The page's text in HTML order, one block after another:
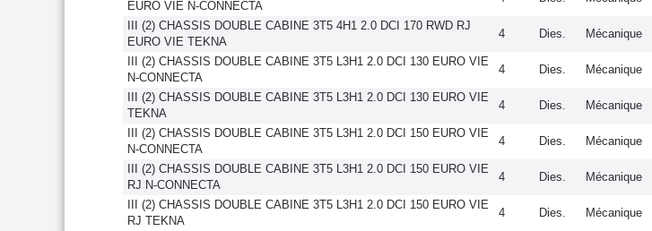
EURO VIE N-CONNECTA
III (2) CHASSIS DOUBLE CABINE 3T5 4H1 2.0 DCI 170 RWD RJ
EURO VIE TEKNA
4 Dies. Mécanique
III (2) CHASSIS DOUBLE CABINE 3T5 L3H1 2.0 DCI 130 EURO VIE
N-CONNECTA
4 Dies. Mécanique
III (2) CHASSIS DOUBLE CABINE 3T5 L3H1 2.0 DCI 130 EURO VIE
TEKNA
4 Dies. Mécanique
III (2) CHASSIS DOUBLE CABINE 3T5 L3H1 2.0 DCI 150 EURO VIE
N-CONNECTA
4 Dies. Mécanique
III (2) CHASSIS DOUBLE CABINE 3T5 L3H1 2.0 DCI 150 EURO VIE
RJ N-CONNECTA
4 Dies. Mécanique
III (2) CHASSIS DOUBLE CABINE 3T5 L3H1 2.0 DCI 150 EURO VIE
RJ TEKNA
4 Dies. Mécanique